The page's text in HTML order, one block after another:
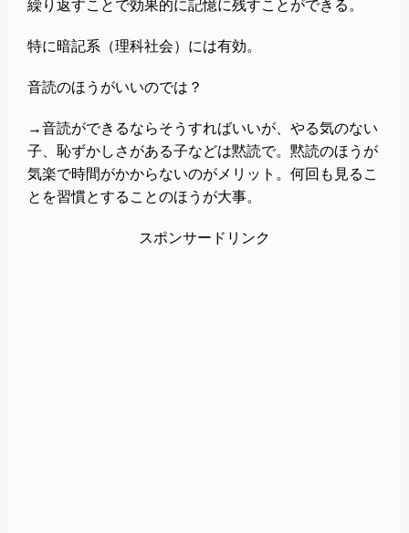
繰り返すことで効果的に記憶に残すことができる。
特に暗記系（理科社会）には有効。
音読のほうがいいのでは？
→音読ができるならそうすればいいが、やる気のない
子、恥ずかしさがある子などは黙読で。黙読のほうが
気楽で時間がかからないのがメリット。何回も見るこ
とを習慣とすることのほうが大事。
スポンサードリンク